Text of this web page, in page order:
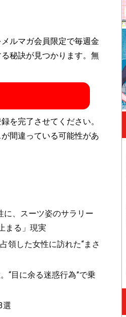
ルマガ会員限定で毎週金
秘訣が見つかります。無
を完了させてください。
間違っている可能性があ
、スーツ姿のサラリー
まる」現実
領した女性に訪れた“まさ
“目に余る迷惑行為”で乗
選